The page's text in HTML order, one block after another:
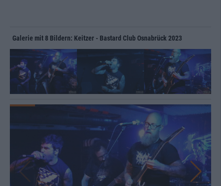
Galerie mit 8 Bildern: Keitzer - Bastard Club Osnabrück 2023